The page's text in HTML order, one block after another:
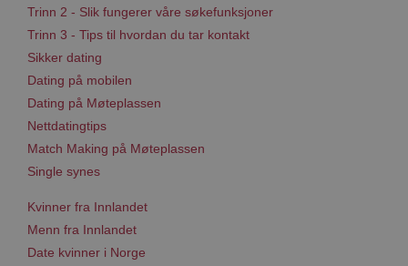
Trinn 2 - Slik fungerer våre søkefunksjoner
Trinn 3 - Tips til hvordan du tar kontakt
Sikker dating
Dating på mobilen
Dating på Møteplassen
Nettdatingtips
Match Making på Møteplassen
Single synes
Kvinner fra Innlandet
Menn fra Innlandet
Date kvinner i Norge